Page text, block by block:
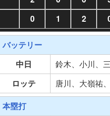
0 1 2
バッテリー
中日
鈴木、小川、
ロッテ
唐川、大嶺祐
本塁打